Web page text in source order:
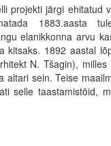
projekti järgi ehitatud
1883.aasta
elanikkonna arvu
kitsaks. 1892 aastal
N. Tšagin), milles
altari sein. Teise
selle taastamistöid,